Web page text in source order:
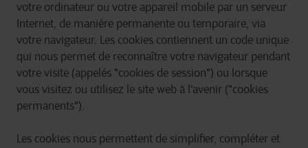
votre ordinateur ou votre appareil mobile par un serveur
Internet, de manière permanente ou temporaire, via
votre navigateur. Les cookies contiennent un code unique
qui nous permet de reconnaître votre navigateur pendant
votre visite (appelés "cookies de session") ou lorsque
vous visitez ou utilisez le site web à l'avenir ("cookies
permanents").
Les cookies nous permettent de simplifier, compléter et